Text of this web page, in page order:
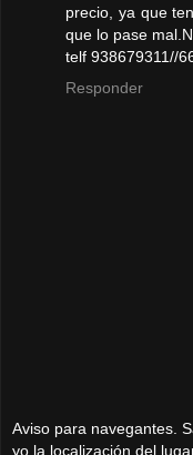
precio, ya que
que lo pase
telf 938679311//
Responder
Aviso para navegantes.
yo la localización del